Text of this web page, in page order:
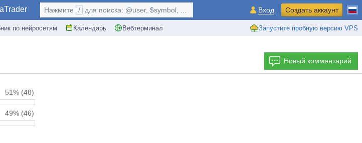
по нейросетям Календарь Вебтерминал Запустите пробную версию VPS
Нажмите / для поиска: @user, $symbol, ... Вход Создать аккаунт
Новый комментарий
51% (48)
49% (46)